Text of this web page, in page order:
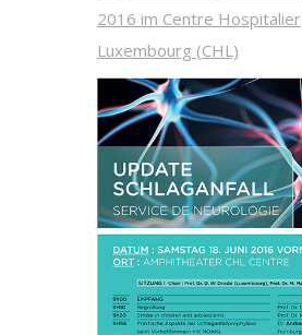
2016 im Centre Hospitalier
Luxembourg (CHL)